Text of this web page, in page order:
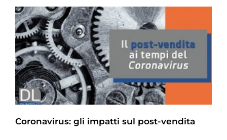
Coronavirus: gli impatti sul post-vendita